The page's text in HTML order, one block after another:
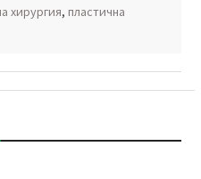
хирургия, пластична